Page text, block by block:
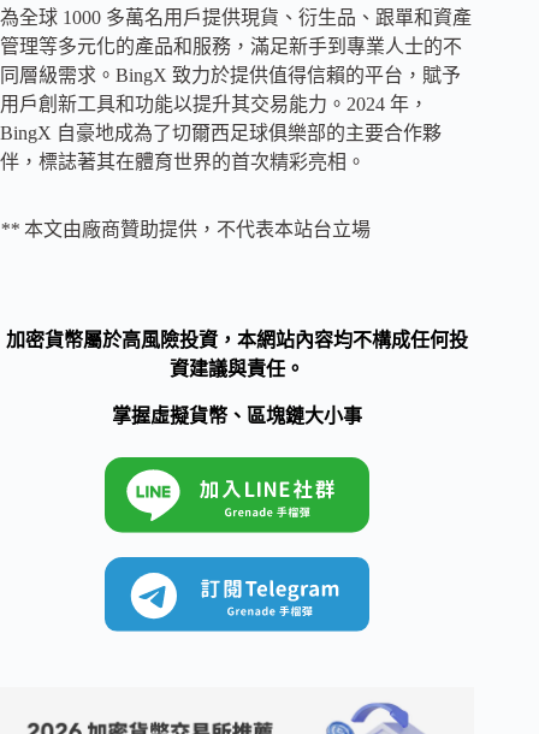
為全球 1000 多萬名用戶提供現貨、衍生品、跟單和資產
管理等多元化的產品和服務，滿足新手到專業人士的不
同層級需求。BingX 致力於提供值得信賴的平台，賦予
用戶創新工具和功能以提升其交易能力。2024 年，
BingX 自豪地成為了切爾西足球俱樂部的主要合作夥
伴，標誌著其在體育世界的首次精彩亮相。
** 本文由廠商贊助提供，不代表本站台立場
加密貨幣屬於高風險投資，本網站內容均不構成任何投
資建議與責任。
掌握虛擬貨幣、區塊鏈大小事